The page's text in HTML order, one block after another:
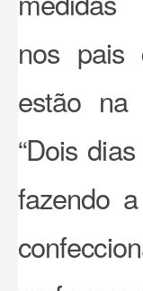
nos pais
estão na
“Dois
fazendo